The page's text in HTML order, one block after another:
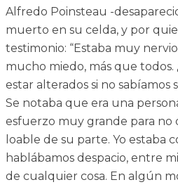
Alfredo Poinsteau -
muerto en su celda, y por
testimonio: “Estaba muy
mucho miedo, más que todos.
estar alterados si no sabíamos
Se notaba que era una
esfuerzo muy grande para no
loable de su parte. Yo estaba
hablábamos despacio, entre
de cualquier cosa. En algún